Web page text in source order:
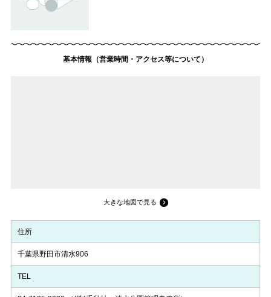
基本情報（営業時間・アクセス等について）
大きな地図で見る
住所
千葉県野田市清水906
TEL